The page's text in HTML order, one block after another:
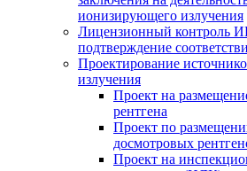
ионизирующего излучения
Лицензионный контроль
подтверждение
Проектирование
излучения
Проект на
рентгена
Проект по
досмотровых
Проект на